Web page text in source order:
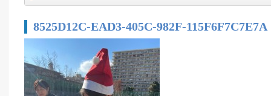
8525D12C-EAD3-405C-982F-115F6F7C7E7A